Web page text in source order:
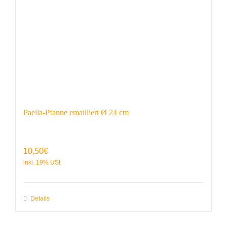
Paella-Pfanne emailliert Ø 24 cm
10,50€
Details